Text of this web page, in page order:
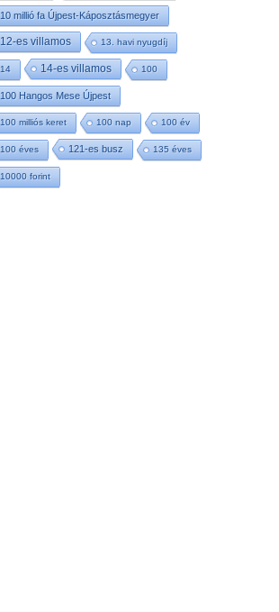
10 millió fa Újpest-Káposztásmegyer
12-es villamos 13. havi nyugdíj
14 14-es villamos 100
100 Hangos Mese Újpest
100 milliós keret 100 nap 100 év
100 éves 121-es busz 135 éves
10000 forint